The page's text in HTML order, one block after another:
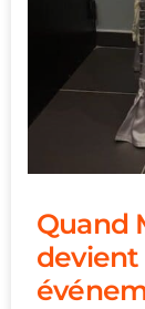
Quand
devient